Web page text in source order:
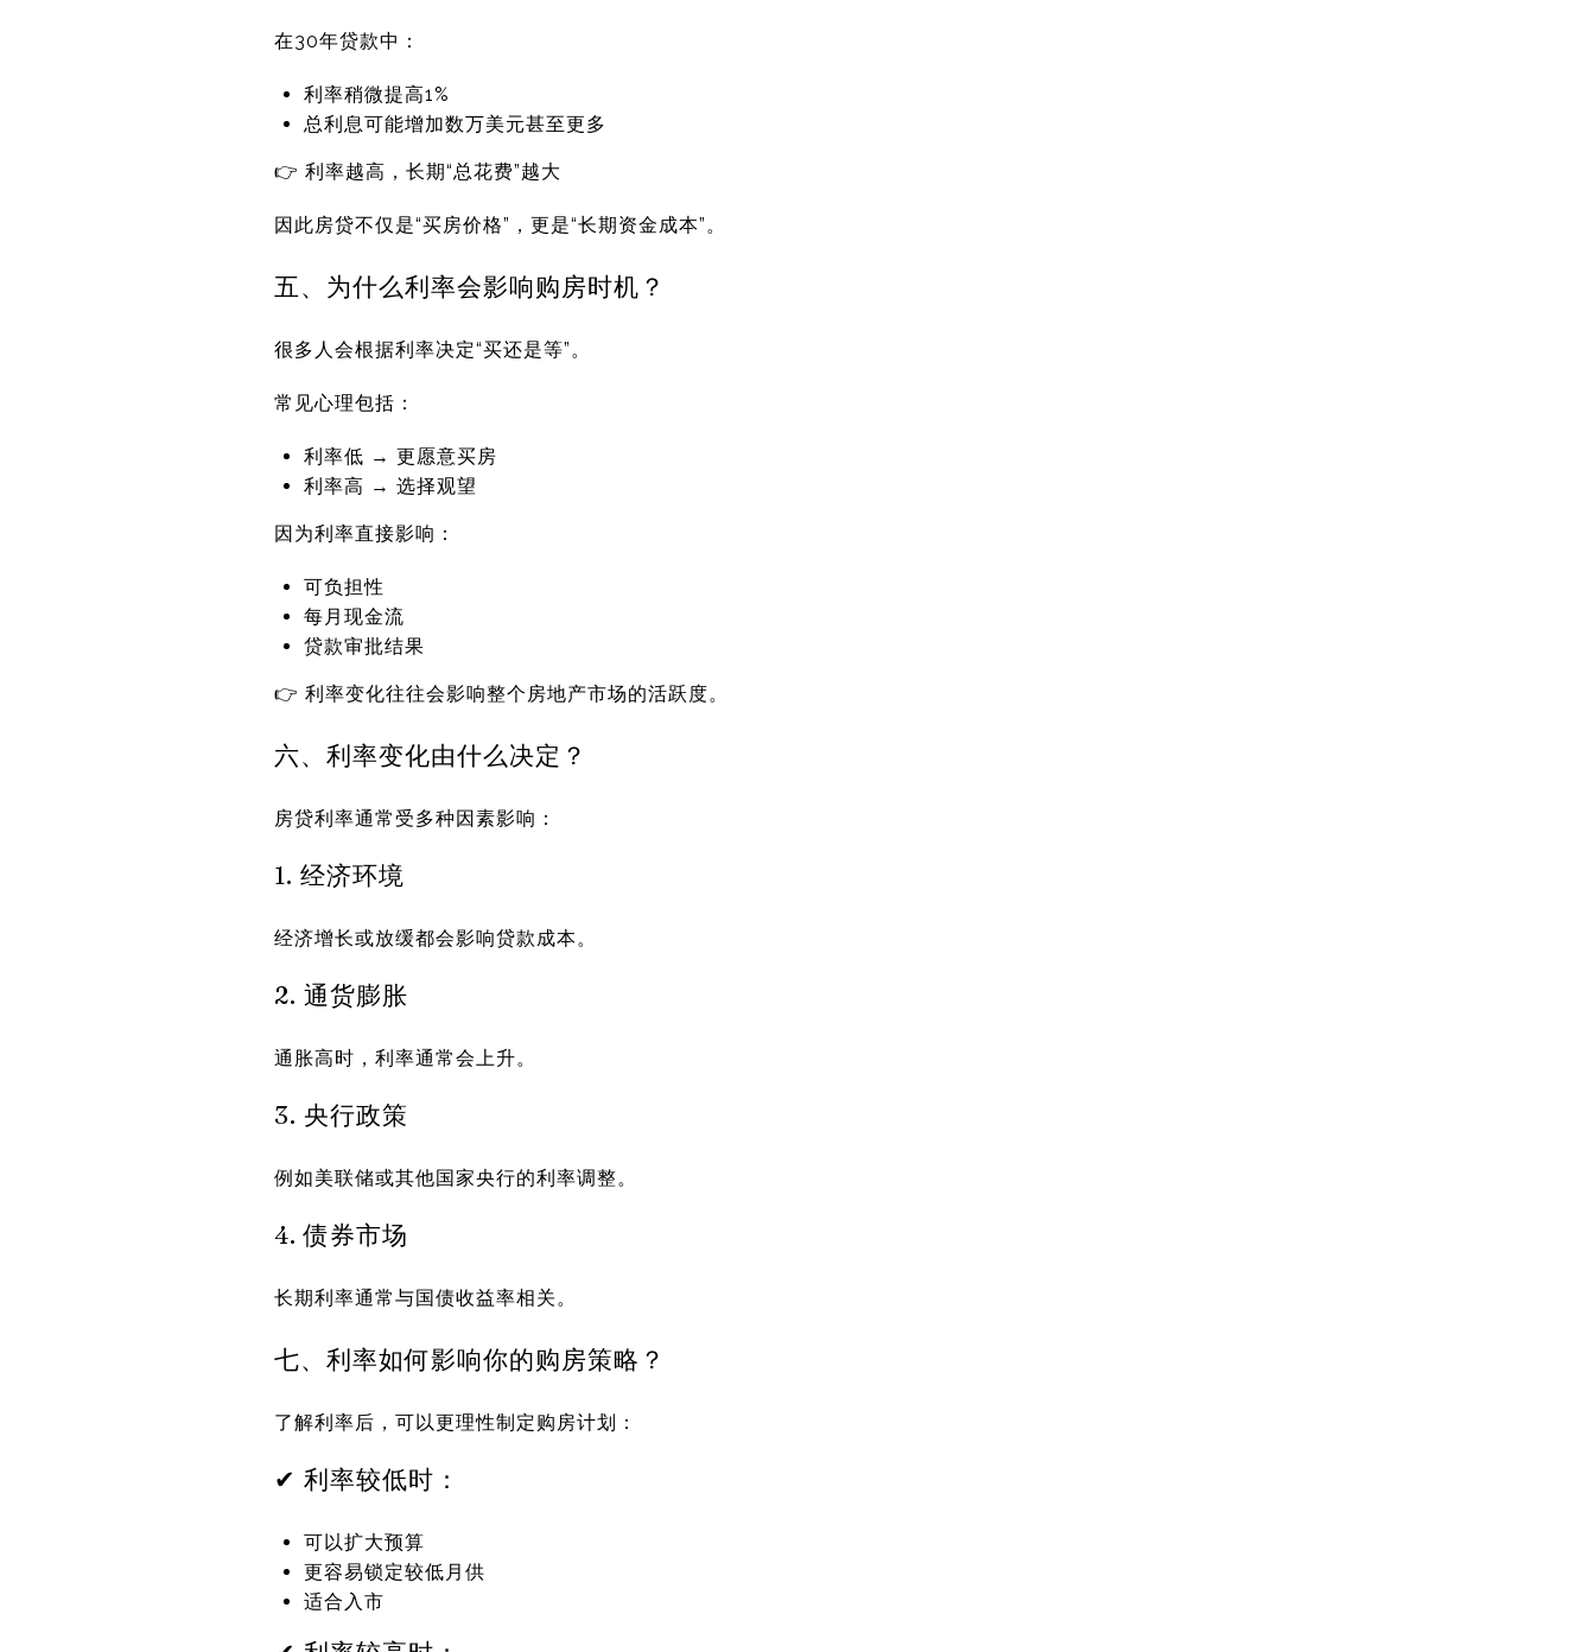
在30年贷款中：
利率稍微提高1%
总利息可能增加数万美元甚至更多
👉 利率越高，长期“总花费”越大
因此房贷不仅是“买房价格”，更是“长期资金成本”。
五、为什么利率会影响购房时机？
很多人会根据利率决定“买还是等”。
常见心理包括：
利率低 → 更愿意买房
利率高 → 选择观望
因为利率直接影响：
可负担性
每月现金流
贷款审批结果
👉 利率变化往往会影响整个房地产市场的活跃度。
六、利率变化由什么决定？
房贷利率通常受多种因素影响：
1. 经济环境
经济增长或放缓都会影响贷款成本。
2. 通货膨胀
通胀高时，利率通常会上升。
3. 央行政策
例如美联储或其他国家央行的利率调整。
4. 债券市场
长期利率通常与国债收益率相关。
七、利率如何影响你的购房策略？
了解利率后，可以更理性制定购房计划：
✔ 利率较低时：
可以扩大预算
更容易锁定较低月供
适合入市